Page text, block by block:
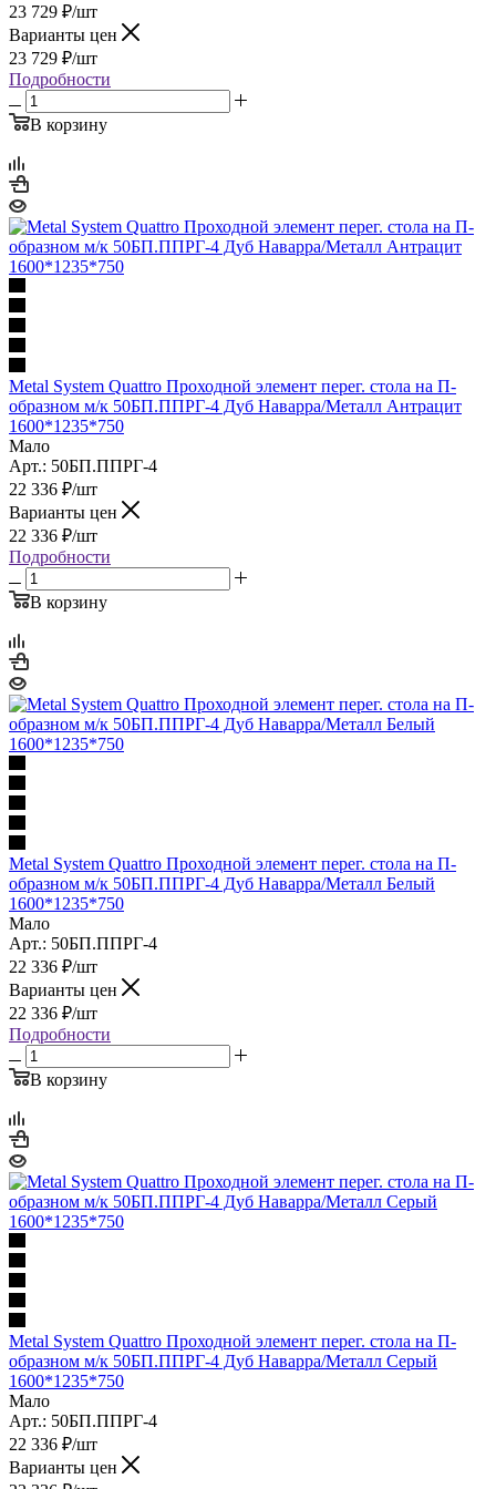
23 729 ₽/шт
Варианты цен
23 729 ₽/шт
Подробности
В корзину
Metal System Quattro Проходной элемент перег. стола на П-
образном м/к 50БП.ППРГ-4 Дуб Наварра/Металл Антрацит
1600*1235*750
Мало
Арт.: 50БП.ППРГ-4
22 336 ₽/шт
Варианты цен
22 336 ₽/шт
Подробности
В корзину
Metal System Quattro Проходной элемент перег. стола на П-
образном м/к 50БП.ППРГ-4 Дуб Наварра/Металл Белый
1600*1235*750
Мало
Арт.: 50БП.ППРГ-4
22 336 ₽/шт
Варианты цен
22 336 ₽/шт
Подробности
В корзину
Metal System Quattro Проходной элемент перег. стола на П-
образном м/к 50БП.ППРГ-4 Дуб Наварра/Металл Серый
1600*1235*750
Мало
Арт.: 50БП.ППРГ-4
22 336 ₽/шт
Варианты цен